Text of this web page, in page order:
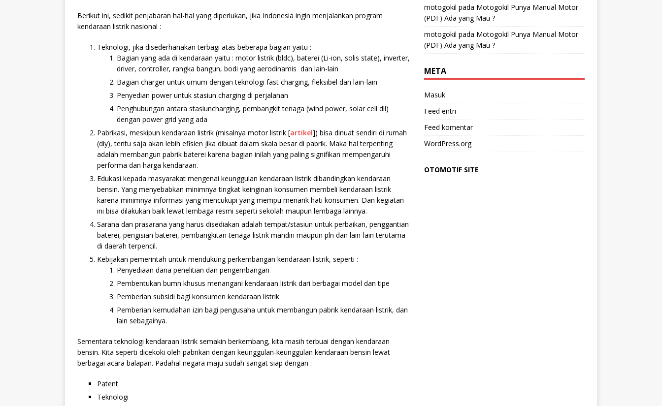
Berikut ini, sedikit penjabaran hal-hal yang diperlukan, jika Indonesia ingin menjalankan program
kendaraan listrik nasional :
Teknologi, jika disederhanakan terbagi atas beberapa bagian yaitu :
Bagian yang ada di kendaraan yaitu : motor listrik (bldc), baterei (Li-ion, solis state), inverter,
driver, controller, rangka bangun, bodi yang aerodinamis dan lain-lain
Bagian charger untuk umum dengan teknologi fast charging, fleksibel dan lain-lain
Penyedian power untuk stasiun charging di perjalanan
Penghubungan antara stasiuncharging, pembangkit tenaga (wind power, solar cell dll)
dengan power grid yang ada
Pabrikasi, meskipun kendaraan listrik (misalnya motor listrik [artikel]) bisa dinuat sendiri di rumah
(diy), tentu saja akan lebih efisien jika dibuat dalam skala besar di pabrik. Maka hal terpenting
adalah membangun pabrik baterei karena bagian inilah yang paling signifikan mempengaruhi
performa dan harga kendaraan.
Edukasi kepada masyarakat mengenai keunggulan kendaraan listrik dibandingkan kendaraan
bensin. Yang menyebabkan minimnya tingkat keinginan konsumen membeli kendaraan listrik
karena minimnya informasi yang mencukupi yang mempu menarik hati konsumen. Dan kegiatan
ini bisa dilakukan baik lewat lembaga resmi seperti sekolah maupun lembaga lainnya.
Sarana dan prasarana yang harus disediakan adalah tempat/stasiun untuk perbaikan, penggantian
baterei, pengisian baterei, pembangkitan tenaga listrik mandiri maupun pln dan lain-lain terutama
di daerah terpencil.
Kebijakan pemerintah untuk mendukung perkembangan kendaraan listrik, seperti :
Penyediaan dana penelitian dan pengembangan
Pembentukan bumn khusus menangani kendaraan listrik dari berbagai model dan tipe
Pemberian subsidi bagi konsumen kendaraan listrik
Pemberian kemudahan izin bagi pengusaha untuk membangun pabrik kendaraan listrik, dan
lain sebagainya.
Sementara teknologi kendaraan listrik semakin berkembang, kita masih terbuai dengan kendaraan
bensin. Kita seperti dicekoki oleh pabrikan dengan keunggulan-keunggulan kendaraan bensin lewat
berbagai acara balapan. Padahal negara maju sudah sangat siap dengan :
Patent
Teknologi
motogokil pada Motogokil Punya Manual Motor
(PDF) Ada yang Mau ?
motogokil pada Motogokil Punya Manual Motor
(PDF) Ada yang Mau ?
META
Masuk
Feed entri
Feed komentar
WordPress.org
OTOMOTIF SITE